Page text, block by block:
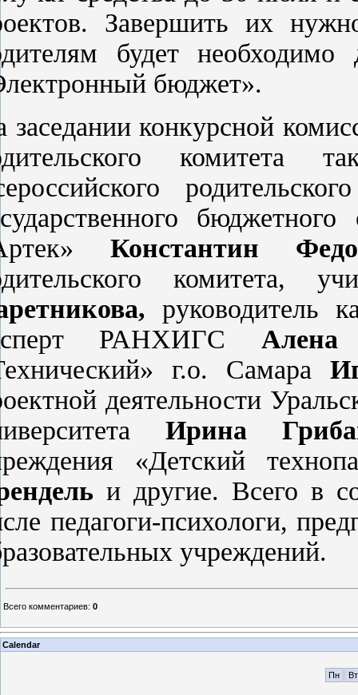
Завершить их
будет
бюджет».
заседании конкурсной
комитета
Константин
комитета,
руководитель
РАНХИГС Алена
г.о. Самара
деятельности
Ирина
«Детский
и другие. Всего в
педагоги-психологи,
учреждений.
Всего комментариев: 0
Calendar
Пн Вт